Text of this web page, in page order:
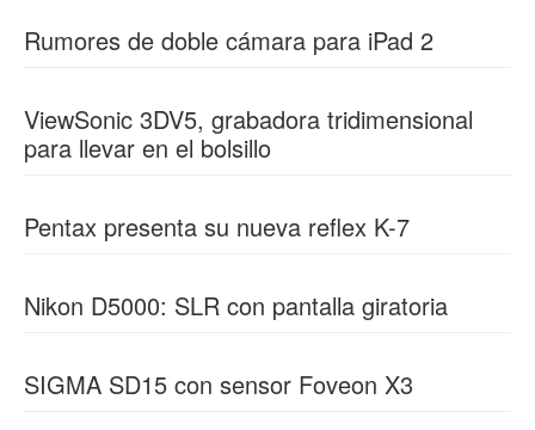
Rumores de doble cámara para iPad 2
ViewSonic 3DV5, grabadora tridimensional
para llevar en el bolsillo
Pentax presenta su nueva reflex K-7
Nikon D5000: SLR con pantalla giratoria
SIGMA SD15 con sensor Foveon X3